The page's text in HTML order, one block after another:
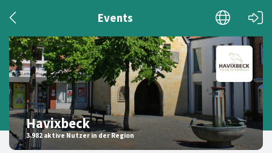
Events
Havixbeck
3.982 aktive Nutzer in der Region